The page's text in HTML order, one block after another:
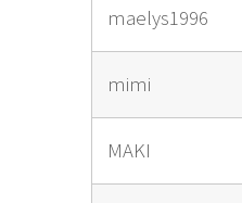
maelys1996
mimi
MAKI